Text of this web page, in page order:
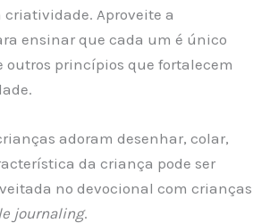
Aproveite a
ensinar que cada um é único
outros princípios que fortalecem
adoram desenhar, colar,
da criança pode ser
no devocional com crianças
journaling.